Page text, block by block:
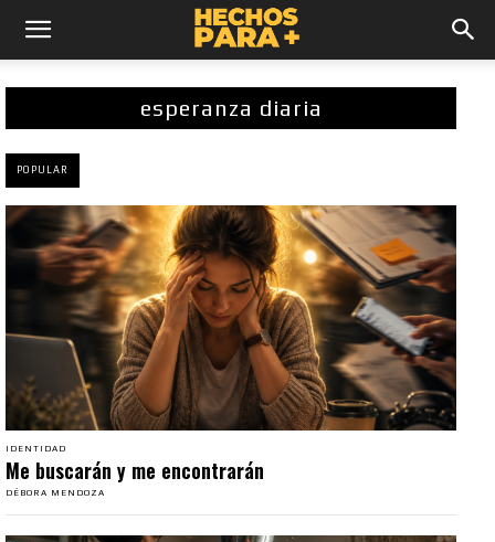
esperanza diaria
POPULAR
IDENTIDAD
Me buscarán y me encontrarán
DÉBORA MENDOZA